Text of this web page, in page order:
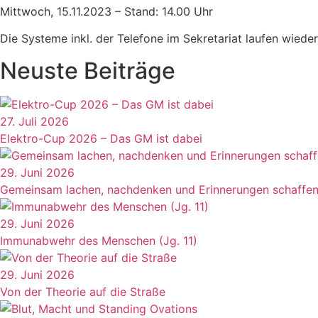
Mittwoch, 15.11.2023 – Stand: 14.00 Uhr
Die Systeme inkl. der Telefone im Sekretariat laufen
Neuste Beiträge
27. Juli 2026
Elektro-Cup 2026 – Das GM ist dabei
29. Juni 2026
Gemeinsam lachen, nachdenken und Erinnerungen schaffen
29. Juni 2026
Immunabwehr des Menschen (Jg. 11)
29. Juni 2026
Von der Theorie auf die Straße